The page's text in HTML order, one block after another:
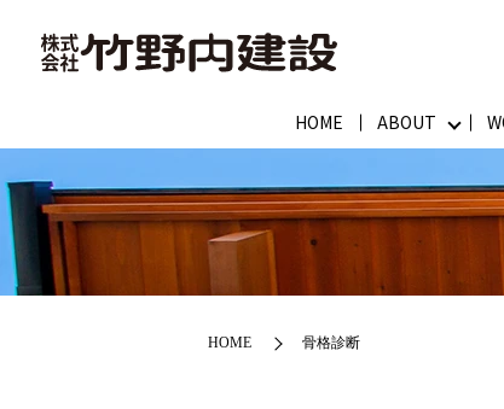
HOME ABOUT
HOME 骨格診断